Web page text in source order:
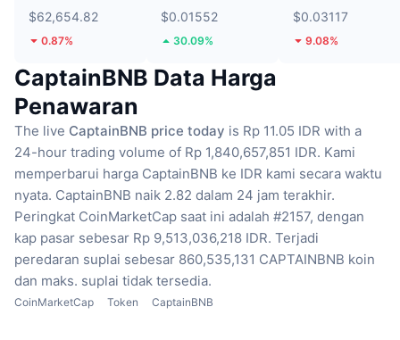
$62,654.82
0.87%
$0.01552
30.09%
$0.03117
9.08%
CaptainBNB Data Harga
Penawaran
The live CaptainBNB price today is Rp 11.05 IDR with a
24-hour trading volume of Rp 1,840,657,851 IDR. Kami
memperbarui harga CaptainBNB ke IDR kami secara waktu
nyata. CaptainBNB naik 2.82 dalam 24 jam terakhir.
Peringkat CoinMarketCap saat ini adalah #2157, dengan
kap pasar sebesar Rp 9,513,036,218 IDR. Terjadi
peredaran suplai sebesar 860,535,131 CAPTAINBNB koin
dan maks. suplai tidak tersedia.
CoinMarketCap Token CaptainBNB